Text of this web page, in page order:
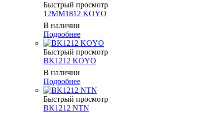
Быстрый просмотр
12MM1812 KOYO
В наличии
Подробнее
Быстрый просмотр
BK1212 KOYO
В наличии
Подробнее
Быстрый просмотр
BK1212 NTN